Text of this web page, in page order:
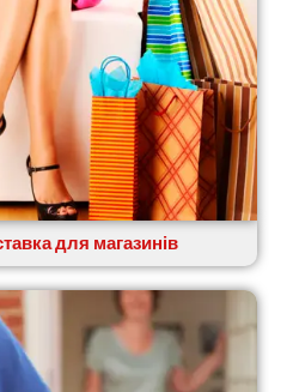
для магазинів